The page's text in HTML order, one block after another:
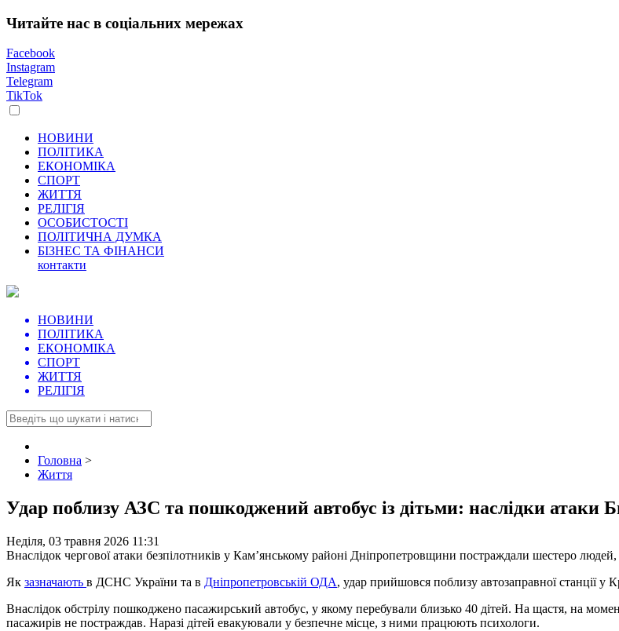
Читайте нас в соціальних мережах
Facebook
Instagram
Telegram
TikTok
НОВИНИ
ПОЛІТИКА
ЕКОНОМІКА
СПОРТ
ЖИТТЯ
РЕЛІГІЯ
ОСОБИСТОСТІ
ПОЛІТИЧНА ДУМКА
БІЗНЕС ТА ФІНАНСИ
контакти
НОВИНИ
ПОЛІТИКА
ЕКОНОМІКА
СПОРТ
ЖИТТЯ
РЕЛІГІЯ
Головна >
Життя
Удар поблизу АЗС та пошкоджений автобус із дітьми: наслідки
Неділя, 03 травня 2026 11:31
Внаслідок чергової атаки безпілотників у Кам’янському районі Дніпропетровщини постраждали шестеро
Як зазначають в ДСНС України та в Дніпропетровській ОДА, удар прийшовся поблизу автозаправної станції у
Внаслідок обстрілу пошкоджено пасажирський автобус, у якому перебували близько 40 дітей. На щастя, на
пасажирів не постраждав. Наразі дітей евакуювали у безпечне місце, з ними працюють психологи.